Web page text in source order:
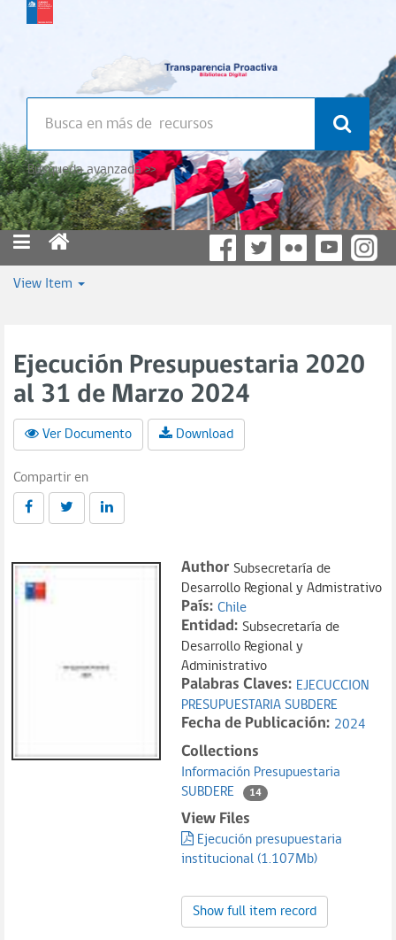
Búsqueda avanzada >>
View Item
Ejecución Presupuestaria 2020
al 31 de Marzo 2024
Ver Documento Download
Compartir en
Author Subsecretaría de
Desarrollo Regional y Admistrativo
País: Chile
Entidad: Subsecretaría de
Desarrollo Regional y
Administrativo
Palabras Claves: EJECUCCION
PRESUPUESTARIA SUBDERE
Fecha de Publicación: 2024
Collections
Información Presupuestaria
SUBDERE
14
View Files
Ejecución presupuestaria
institucional (1.107Mb)
Show full item record